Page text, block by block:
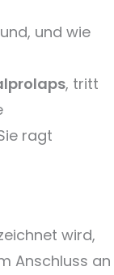
und wie
, tritt
ragt
wird,
Anschluss an